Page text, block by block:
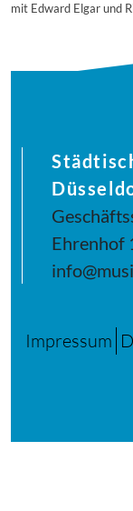
mit Edward Elgar und
Ehrenhof
Impressum